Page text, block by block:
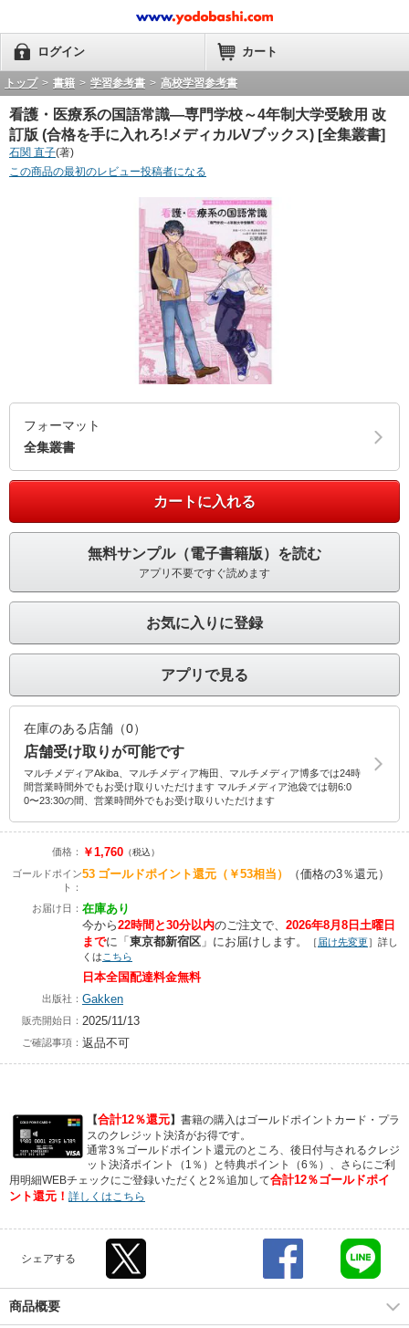
ログイン カート
トップ > 書籍 > 学習参考書 > 高校学習参考書
看護・医療系の国語常識―専門学校～4年制大学受験用 改
訂版 (合格を手に入れろ!メディカルVブックス) [全集叢書]
石関 直子(著)
この商品の最初のレビュー投稿者になる
フォーマット
全集叢書
カートに入れる
無料サンプル（電子書籍版）を読む
アプリ不要ですぐ読めます
お気に入りに登録
アプリで見る
在庫のある店舗（0）
店舗受け取りが可能です
マルチメディアAkiba、マルチメディア梅田、マルチメディア博多では24時
間営業時間外でもお受け取りいただけます マルチメディア池袋では朝6:0
0〜23:30の間、営業時間外でもお受け取りいただけます
価格： ￥1,760 （税込）
ゴールドポイン
ト：
53 ゴールドポイント還元 （￥53相当） （価格の3％還元）
お届け日： 在庫あり
今から22時間と30分以内のご注文で、 2026年8月8日土曜日
までに 「 東京都新宿区 」にお届けします。 ［届け先変更］詳し
くは こちら
日本全国配達料金無料
出版社： Gakken
販売開始日： 2025/11/13
ご確認事項： 返品不可
【合計12％還元】 書籍の購入はゴールドポイントカード・プラ
スのクレジット決済がお得です。
通常3％ゴールドポイント還元のところ、後日付与されるクレジ
ット決済ポイント（1％）と特典ポイント（6％）、さらにご利
用明細WEBチェックにご登録いただくと2％追加して合計12％ゴールドポイ
ント還元！ 詳しくはこちら
シェアする
商品概要